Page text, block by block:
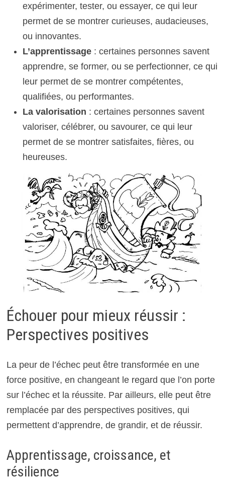
expérimenter, tester, ou essayer, ce qui leur
permet de se montrer curieuses, audacieuses,
ou innovantes.
L’apprentissage: certaines personnes savent
apprendre, se former, ou se perfectionner, ce qui
leur permet de se montrer compétentes,
qualifiées, ou performantes.
La valorisation : certaines personnes savent
valoriser, célébrer, ou savourer, ce qui leur
permet de se montrer satisfaites, fières, ou
heureuses.
Échouer pour mieux réussir :
Perspectives positives
La peur de l’échec peut être transformée en une
force positive, en changeant le regard que l’on porte
sur l’échec et la réussite. Par ailleurs, elle peut être
remplacée par des perspectives positives, qui
permettent d’apprendre, de grandir, et de réussir.
Apprentissage, croissance, et
résilience